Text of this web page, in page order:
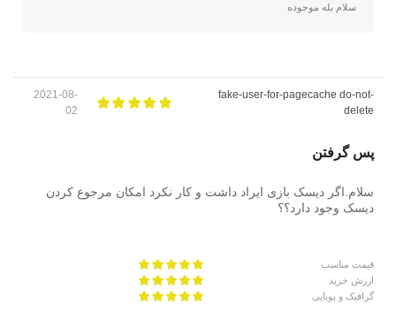
سلام بله موجوده
fake-user-for-pagecache do-not-
delete
2021-08-
02
پس گرفتن
سلام.اگر دیسک بازی ایراد داشت و کار نکرد امکان مرجوع کردن
دیسک وجود دارد؟؟
قیمت مناسب
ارزش خرید
گرافیک و پویایی